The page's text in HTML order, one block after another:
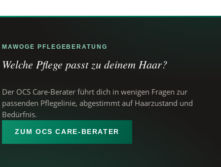
MAWOGE PFLEGEBERATUNG
Welche Pflege passt zu deinem Haar?
Der OCS Care-Berater führt dich in wenigen Fragen zur
passenden Pflegelinie, abgestimmt auf Haarzustand und
Bedürfnis.
ZUM OCS CARE-BERATER